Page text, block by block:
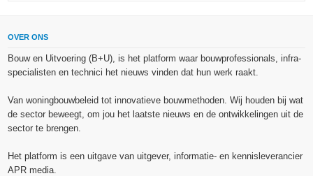
OVER ONS
Bouw en Uitvoering (B+U), is het platform waar bouwprofessionals, infra-
specialisten en technici het nieuws vinden dat hun werk raakt.
Van woningbouwbeleid tot innovatieve bouwmethoden. Wij houden bij wat
de sector beweegt, om jou het laatste nieuws en de ontwikkelingen uit de
sector te brengen.
Het platform is een uitgave van uitgever, informatie- en kennisleverancier
APR media.